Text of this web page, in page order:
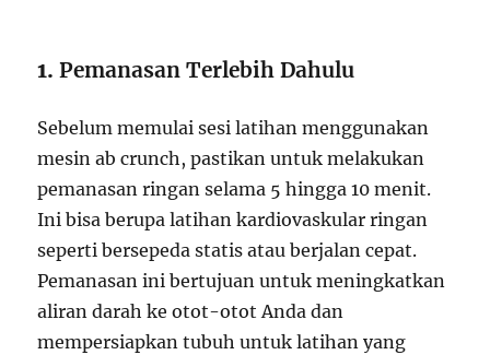
1.Pemanasan Terlebih Dahulu
Sebelum memulai sesi latihan menggunakan
mesin ab crunch, pastikan untuk melakukan
pemanasan ringan selama 5 hingga 10 menit.
Ini bisa berupa latihan kardiovaskular ringan
seperti bersepeda statis atau berjalan cepat.
Pemanasan ini bertujuan untuk meningkatkan
aliran darah ke otot-otot Anda dan
mempersiapkan tubuh untuk latihan yang